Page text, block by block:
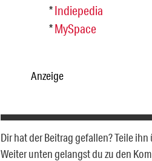
*Indiepedia
*MySpace
Anzeige
Dir hat der Beitrag gefallen? Teile
Weiter unten gelangst du zu den